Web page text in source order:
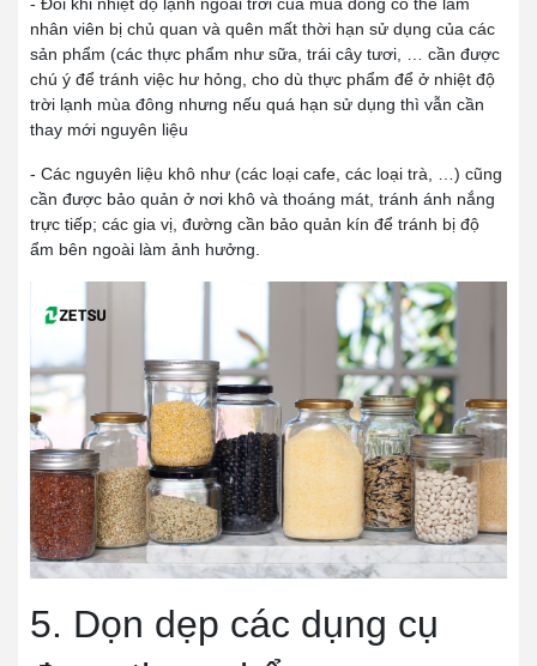
nhân viên bị chủ quan và quên mất thời hạn sử dụng của các
sản phẩm (các thực phẩm như sữa, trái cây tươi, … cần được
chú ý để tránh việc hư hỏng, cho dù thực phẩm để ở nhiệt độ
trời lạnh mùa đông nhưng nếu quá hạn sử dụng thì vẫn cần
thay mới nguyên liệu
- Các nguyên liệu khô như (các loại cafe, các loại trà, …) cũng
cần được bảo quản ở nơi khô và thoáng mát, tránh ánh nắng
trực tiếp; các gia vị, đường cần bảo quản kín để tránh bị độ
ẩm bên ngoài làm ảnh hưởng.
5. Dọn dẹp các dụng cụ